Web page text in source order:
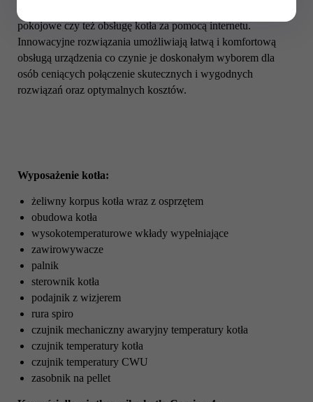
pokojowe czy też obsługę kotła za pomocą internetu.
Innowacyjne rozwiązania umożliwiają łatwą i komfortową
obsługą urządzenia co czynie je doskonałym wyborem dla
osób ceniących połączenie skutecznych i wygodnych
rozwiązań oraz optymalnych kosztów.
Wyposażenie kotła:
żeliwny korpus kotła wraz z osprzętem
obudowa kotła
wysokotemperaturowe wkłady wypełniające
zawirowywacze
palnik
sterownik kotła
podajnik z wizjerem
rura spiro
czujnik mechaniczny awaryjny temperatury kotła
czujnik temperatury kotła
czujnik temperatury CWU
zasobnik na pellet